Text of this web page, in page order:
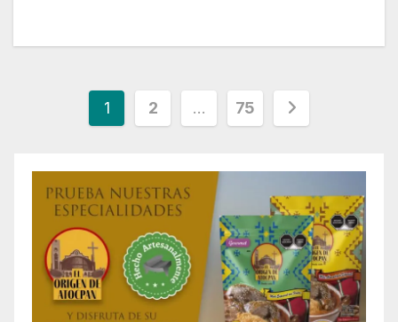
Paginación
entradas
1 2 … 75